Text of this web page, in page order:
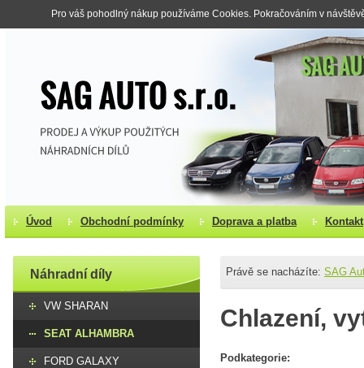
Pro váš pohodlný nákup používáme Cookies. Pokračováním v
Úvod Obchodní podmínky Doprava a platba Kontakt
Náhradní díly
VW SHARAN
SEAT ALHAMBRA
FORD GALAXY
Právě se nacházíte: SAG
Chlazení,
Podkategorie: